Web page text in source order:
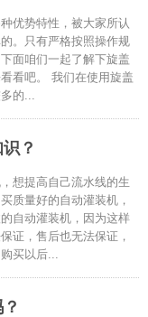
优势特性，被大家所认
。只有严格按照操作规
面咱们一起了解下旋盖
看吧。 我们在使用旋盖
的...
？
想提高自己流水线的生
质量好的自动灌装机，
自动灌装机，因为这样
证，售后也无法保证，
买以后...